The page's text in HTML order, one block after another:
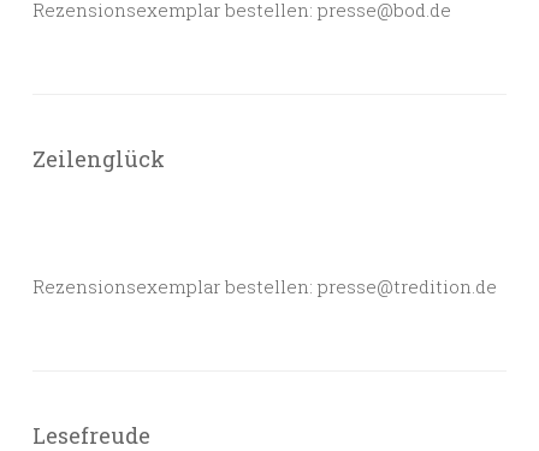
Rezensionsexemplar bestellen: presse@bod.de
Zeilenglück
Rezensionsexemplar bestellen: presse@tredition.de
Lesefreude